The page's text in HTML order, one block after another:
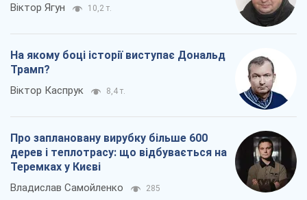
Віктор Ягун 10,2 т.
На якому боці історії виступає Дональд
Трамп?
Віктор Каспрук 8,4 т.
Про заплановану вирубку більше 600
дерев і теплотрасу: що відбувається на
Теремках у Києві
Владислав Самойленко 285